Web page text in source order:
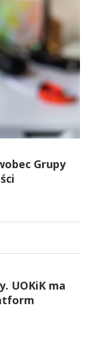
Grupy
UOKiK ma